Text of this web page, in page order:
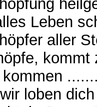
Leben
aller
loben